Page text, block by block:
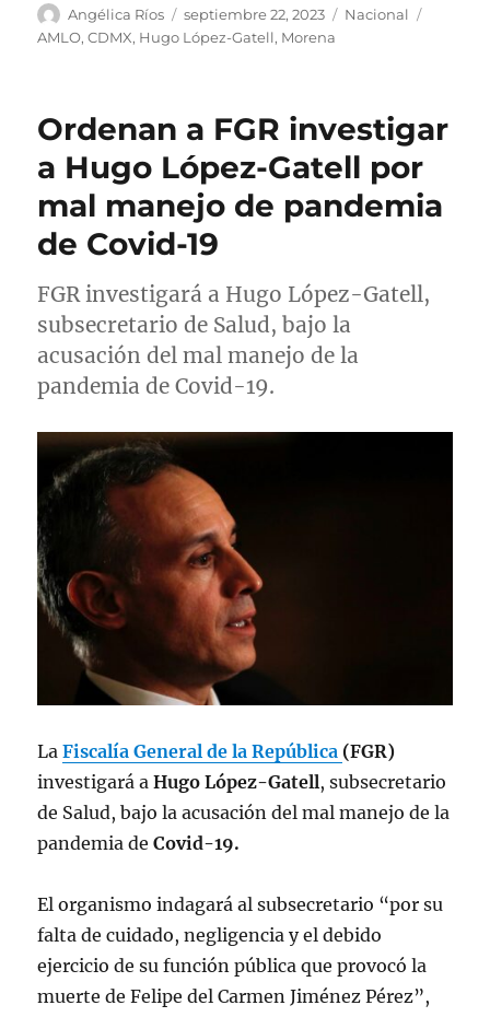
A
u
Angélica Ríos
P
u
c
d
o
e
l
septiembre 22, 2023
C
o
a
s
Nacional
e
s
AMLO,CDMX, Hugo López-Gatell, Morena
Ordenan a FGR investigar
a Hugo López-Gatell por
mal manejo de pandemia
de Covid-19
FGR investigará a Hugo López-Gatell,
subsecretario de Salud, bajo la
acusación del mal manejo de la
pandemia de Covid-19.
LaFiscalía General de la República (FGR)
investigará aHugo López-Gatell, subsecretario
de Salud, bajo la acusación del mal manejo de la
pandemia deCovid-19.
El organismo indagará al subsecretario “por su
falta de cuidado, negligencia y el debido
ejercicio de su función pública que provocó la
muerte de Felipe del Carmen Jiménez Pérez”,